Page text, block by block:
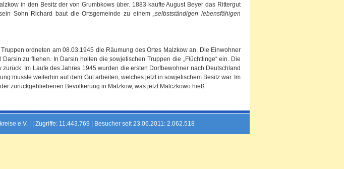
in den Besitz der von Grumbkows über. 1883 kaufte August Beyer das Rittergut
Sohn Richard baut die Ortsgemeinde zu einem„selbstständigen lebensfähigen
ordneten am 08.03.1945 die Räumung des Ortes Malzkow an. Die Einwohner
zu fliehen. In Darsin holten die sowjetischen Truppen die „Flüchtlinge“ ein. Die
Im Laufe des Jahres 1945 wurden die ersten Dorfbewohner nach Deutschland
musste weiterhin auf dem Gut arbeiten, welches jetzt in sowjetischem Besitz war. Im
zurückgebliebenen Bevölkerung in Malzkow, was jetzt Malczkowo hieß.
e.V. | | Zugriffe: 11.443.769 | Besucher seit 23.06.2011: 2.062.518